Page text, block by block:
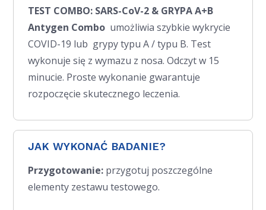
TEST COMBO: SARS-CoV-2 & GRYPA A+B
Antygen Combo umożliwia szybkie wykrycie
COVID-19 lub grypy typu A / typu B. Test
wykonuje się z wymazu z nosa. Odczyt w 15
minucie. Proste wykonanie gwarantuje
rozpoczęcie skutecznego leczenia.
JAK WYKONAĆ BADANIE?
Przygotowanie: przygotuj poszczególne
elementy zestawu testowego.